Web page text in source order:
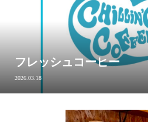
フレッシュコーヒー
2026.03.18